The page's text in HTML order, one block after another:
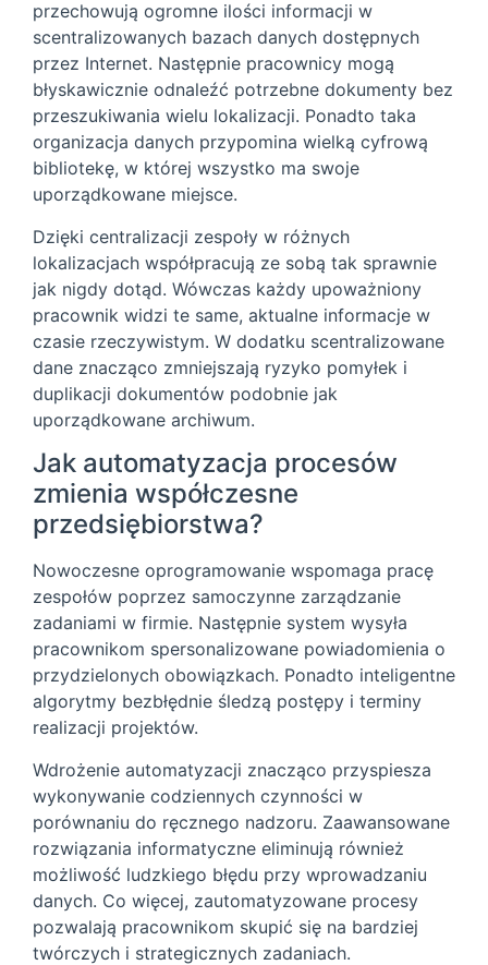
przechowują ogromne ilości informacji w
scentralizowanych bazach danych dostępnych
przez Internet. Następnie pracownicy mogą
błyskawicznie odnaleźć potrzebne dokumenty bez
przeszukiwania wielu lokalizacji. Ponadto taka
organizacja danych przypomina wielką cyfrową
bibliotekę, w której wszystko ma swoje
uporządkowane miejsce.
Dzięki centralizacji zespoły w różnych
lokalizacjach współpracują ze sobą tak sprawnie
jak nigdy dotąd. Wówczas każdy upoważniony
pracownik widzi te same, aktualne informacje w
czasie rzeczywistym. W dodatku scentralizowane
dane znacząco zmniejszają ryzyko pomyłek i
duplikacji dokumentów podobnie jak
uporządkowane archiwum.
Jak automatyzacja procesów
zmienia współczesne
przedsiębiorstwa?
Nowoczesne oprogramowanie wspomaga pracę
zespołów poprzez samoczynne zarządzanie
zadaniami w firmie. Następnie system wysyła
pracownikom spersonalizowane powiadomienia o
przydzielonych obowiązkach. Ponadto inteligentne
algorytmy bezbłędnie śledzą postępy i terminy
realizacji projektów.
Wdrożenie automatyzacji znacząco przyspiesza
wykonywanie codziennych czynności w
porównaniu do ręcznego nadzoru. Zaawansowane
rozwiązania informatyczne eliminują również
możliwość ludzkiego błędu przy wprowadzaniu
danych. Co więcej, zautomatyzowane procesy
pozwalają pracownikom skupić się na bardziej
twórczych i strategicznych zadaniach.